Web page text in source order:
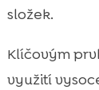
složek.
Klíčovým
využití